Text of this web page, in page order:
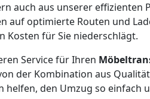
auch aus unserer effizienten
auf optimierte Routen und
Kosten für Sie niederschlägt.
Service für Ihren
der Kombination aus
helfen, den Umzug so